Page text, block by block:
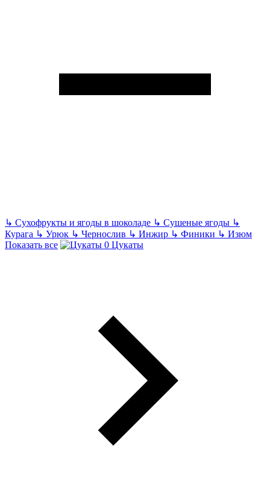
↳ Сухофрукты и ягоды в шоколаде ↳ Сушеные ягоды ↳
Курага ↳ Урюк ↳ Чернослив ↳ Инжир ↳ Финики ↳ Изюм
Показать все
Цукаты